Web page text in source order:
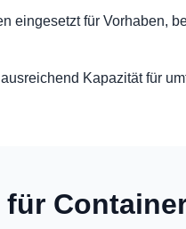
eingesetzt für Vorhaben,
Kapazität für